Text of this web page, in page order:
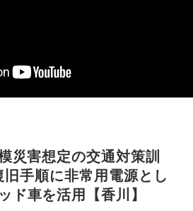
災害想定の交通対策訓
手順に非常用電源とし
ド車を活用【香川】